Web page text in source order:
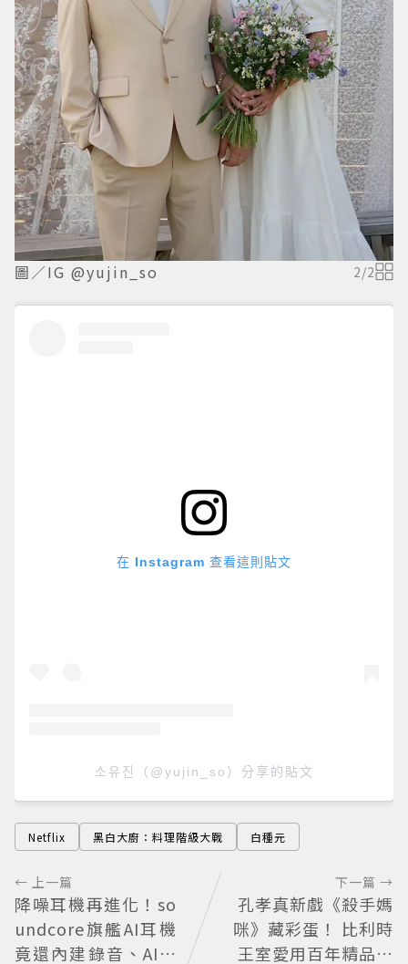
圖／IG @yujin_so 2/2
在 Instagram 查看這則貼文
소유진（@yujin_so）分享的貼文
Netflix 黑白大廚：料理階級大戰 白種元
← 上一篇
降噪耳機再進化！so
undcore旗艦AI耳機
竟還內建錄音、AI會
下一篇 →
孔孝真新戲《殺手媽
咪》藏彩蛋！ 比利時
王室愛用百年精品也